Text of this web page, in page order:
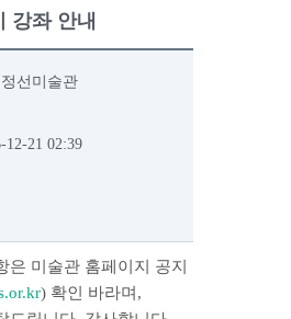
강좌 안내
선미술관
12-21 02:39
은 미술관 홈페이지 공지
) 확인 바라며,